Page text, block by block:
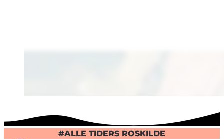
#ALLE TIDERS ROSKILDE